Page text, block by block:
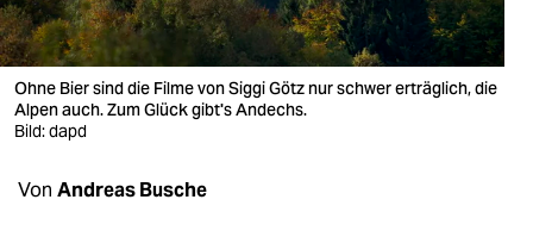
wahrheit
verlag
verlag
shop
Ohne Bier sind die Filme von Siggi Götz nur schwer erträglich, die
Alpen auch. Zum Glück gibt's Andechs.
Bild: dapd
Von Andreas Busche